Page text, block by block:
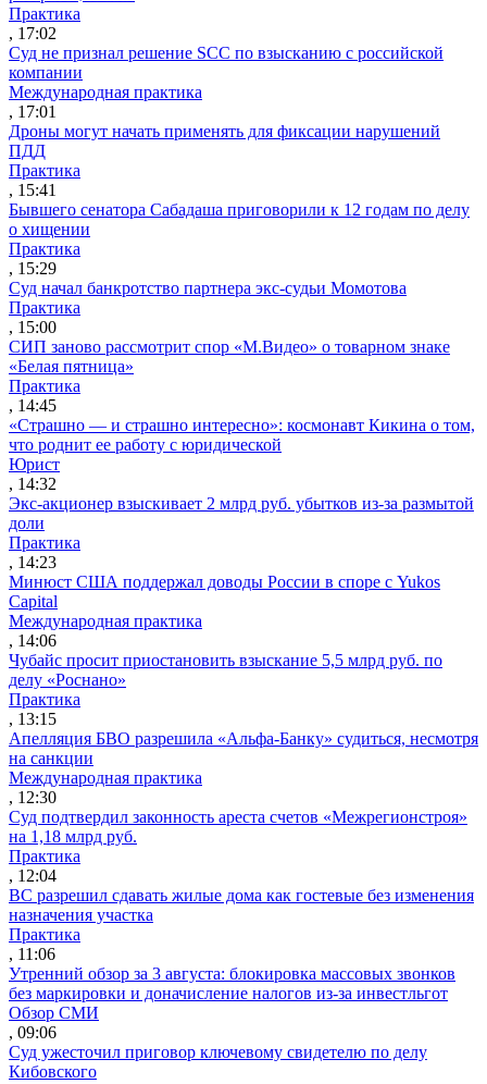
Практика
, 17:02
Суд не признал решение SCC по взысканию с российской
компании
Международная практика
, 17:01
Дроны могут начать применять для фиксации нарушений
ПДД
Практика
, 15:41
Бывшего сенатора Сабадаша приговорили к 12 годам по делу
о хищении
Практика
, 15:29
Суд начал банкротство партнера экс-судьи Момотова
Практика
, 15:00
СИП заново рассмотрит спор «М.Видео» о товарном знаке
«Белая пятница»
Практика
, 14:45
«Страшно — и страшно интересно»: космонавт Кикина о том,
что роднит ее работу с юридической
Юрист
, 14:32
Экс-акционер взыскивает 2 млрд руб. убытков из-за размытой
доли
Практика
, 14:23
Минюст США поддержал доводы России в споре с Yukos
Capital
Международная практика
, 14:06
Чубайс просит приостановить взыскание 5,5 млрд руб. по
делу «Роснано»
Практика
, 13:15
Апелляция БВО разрешила «Альфа-Банку» судиться, несмотря
на санкции
Международная практика
, 12:30
Суд подтвердил законность ареста счетов «Межрегионстроя»
на 1,18 млрд руб.
Практика
, 12:04
ВС разрешил сдавать жилые дома как гостевые без изменения
назначения участка
Практика
, 11:06
Утренний обзор за 3 августа: блокировка массовых звонков
без маркировки и доначисление налогов из-за инвестльгот
Обзор СМИ
, 09:06
Суд ужесточил приговор ключевому свидетелю по делу
Кибовского